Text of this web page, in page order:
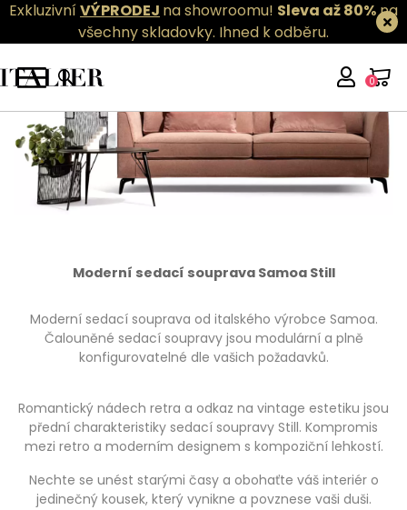
ExkluzivníVÝPRODEJ na showroomu! Sleva až 80%na
všechny skladovky. Ihned k odběru.
0
Moderní sedací souprava Samoa Still
Moderní sedací souprava od italského výrobce Samoa.
Čalouněné sedací soupravy jsou modulární a plně
konfigurovatelné dle vašich požadavků.
Romantický nádech retra a odkaz na vintage estetiku jsou
přední charakteristiky sedací soupravy Still. Kompromis
mezi retro a moderním designem s kompoziční lehkostí.
Nechte se unést starými časy a obohaťte váš interiér o
jedinečný kousek, který vynikne a povznese vaši duši.